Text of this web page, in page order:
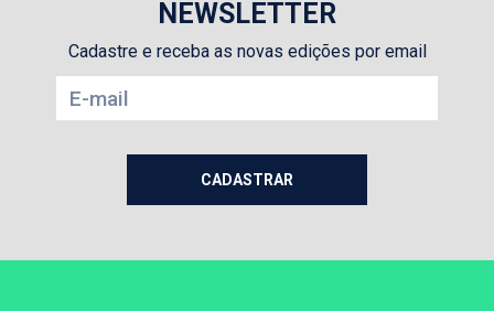
NEWSLETTER
Cadastre e receba as novas edições por email